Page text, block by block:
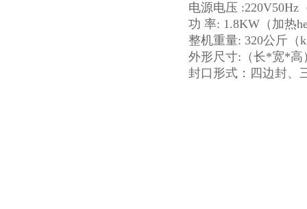
电源电压 :220V50Hz
功 率: 1.8KW（加热
整机重量: 320公斤（
外形尺寸:（长*宽*高
封口形式：四边封、